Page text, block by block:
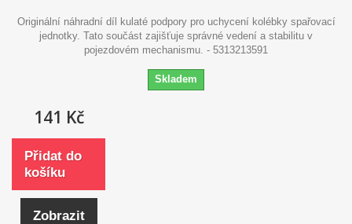
Originální náhradní díl kulaté podpory pro uchycení kolébky spařovací
jednotky. Tato součást zajišťuje správné vedení a stabilitu v
pojezdovém mechanismu. - 5313213591
Skladem
141 Kč
Přidat do
košíku
Zobrazit